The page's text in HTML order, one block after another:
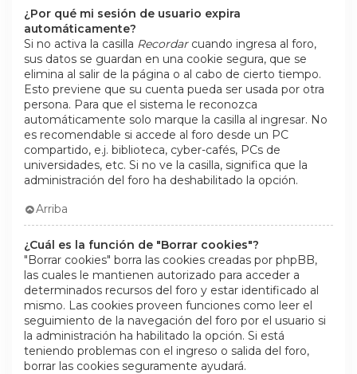
¿Por qué mi sesión de usuario expira
automáticamente?
Si no activa la casilla Recordarcuando ingresa al foro,
sus datos se guardan en una cookie segura, que se
elimina al salir de la página o al cabo de cierto tiempo.
Esto previene que su cuenta pueda ser usada por otra
persona. Para que el sistema le reconozca
automáticamente solo marque la casilla al ingresar. No
es recomendable si accede al foro desde un PC
compartido, e.j. biblioteca, cyber-cafés, PCs de
universidades, etc. Si no ve la casilla, significa que la
administración del foro ha deshabilitado la opción.
Arriba
¿Cuál es la función de "Borrar cookies"?
"Borrar cookies" borra las cookies creadas por phpBB,
las cuales le mantienen autorizado para acceder a
determinados recursos del foro y estar identificado al
mismo. Las cookies proveen funciones como leer el
seguimiento de la navegación del foro por el usuario si
la administración ha habilitado la opción. Si está
teniendo problemas con el ingreso o salida del foro,
borrar las cookies seguramente ayudará.